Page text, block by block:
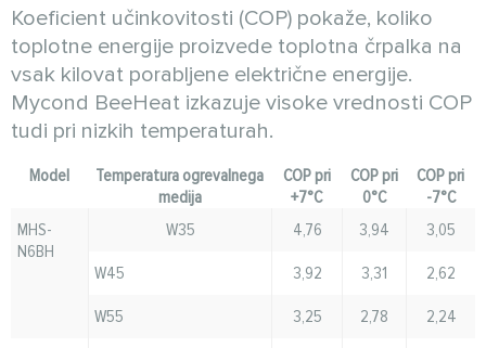
Koeficient učinkovitosti (COP) pokaže, koliko
toplotne energije proizvede toplotna črpalka na
vsak kilovat porabljene električne energije.
Mycond BeeHeat izkazuje visoke vrednosti COP
tudi pri nizkih temperaturah.
Model
Temperatura ogrevalnega
medija
COP pri
+7°C
COP pri
0°C
COP pri
-7°C
MHS-
N6BH
W35 4,76 3,94
3,05
W45
3,92 3,31
2,62
W55
3,25 2,78
2,24